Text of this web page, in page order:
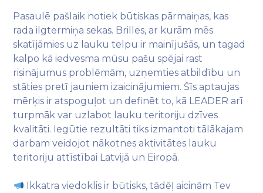
Pasaulē pašlaik notiek būtiskas pārmaiņas, kas
rada ilgtermiņa sekas. Brilles, ar kurām mēs
skatījāmies uz lauku telpu ir mainījušās, un tagad
kalpo kā iedvesma mūsu pašu spējai rast
risinājumus problēmām, uzņemties atbildību un
stāties pretī jauniem izaicinājumiem. Šīs aptaujas
mērķis ir atspoguļot un definēt to, kā LEADER arī
turpmāk var uzlabot lauku teritoriju dzīves
kvalitāti. Iegūtie rezultāti tiks izmantoti tālākajam
darbam veidojot nākotnes aktivitātes lauku
teritoriju attīstībai Latvijā un Eiropā.
Ikkatra viedoklis ir būtisks, tādēļ aicinām Tev